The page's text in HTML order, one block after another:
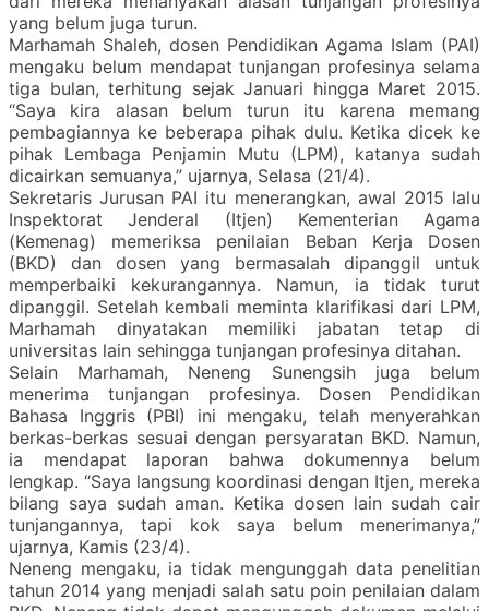
yang belum juga turun.
Marhamah Shaleh, dosen Pendidikan Agama Islam (PAI)
mengaku belum mendapat tunjangan profesinya selama
tiga bulan, terhitung sejak Januari hingga Maret 2015.
“Saya kira alasan belum turun itu karena memang
pembagiannya ke beberapa pihak dulu. Ketika dicek ke
pihak Lembaga Penjamin Mutu (LPM), katanya sudah
dicairkan semuanya,” ujarnya, Selasa (21/4).
Sekretaris Jurusan PAI itu menerangkan, awal 2015 lalu
Inspektorat Jenderal (Itjen) Kementerian Agama
(Kemenag) memeriksa penilaian Beban Kerja Dosen
(BKD) dan dosen yang bermasalah dipanggil untuk
memperbaiki kekurangannya. Namun, ia tidak turut
dipanggil. Setelah kembali meminta klarifikasi dari LPM,
Marhamah dinyatakan memiliki jabatan tetap di
universitas lain sehingga tunjangan profesinya ditahan.
Selain Marhamah, Neneng Sunengsih juga belum
menerima tunjangan profesinya. Dosen Pendidikan
Bahasa Inggris (PBI) ini mengaku, telah menyerahkan
berkas-berkas sesuai dengan persyaratan BKD. Namun,
ia mendapat laporan bahwa dokumennya belum
lengkap. “Saya langsung koordinasi dengan Itjen, mereka
bilang saya sudah aman. Ketika dosen lain sudah cair
tunjangannya, tapi kok saya belum menerimanya,”
ujarnya, Kamis (23/4).
Neneng mengaku, ia tidak mengunggah data penelitian
tahun 2014 yang menjadi salah satu poin penilaian dalam